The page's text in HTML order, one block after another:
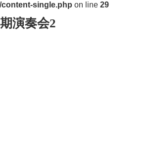
single.php on line 29
演奏会2